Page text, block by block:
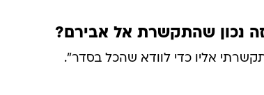
זה נכון שהתקשרת אל אבירם?
אליו כדי לוודא שהכל בסדר".